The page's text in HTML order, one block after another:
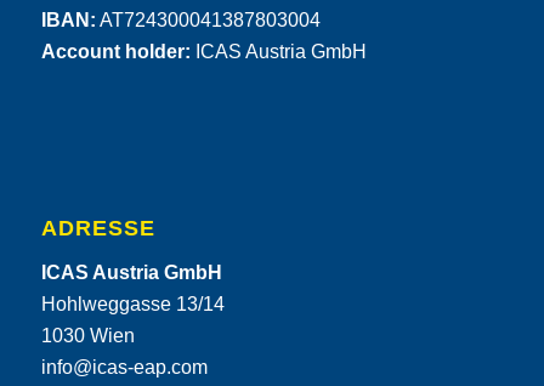
IBAN: AT724300041387803004
Account holder: ICAS Austria GmbH
ADRESSE
ICAS Austria GmbH
Hohlweggasse 13/14
1030 Wien
info@icas-eap.com